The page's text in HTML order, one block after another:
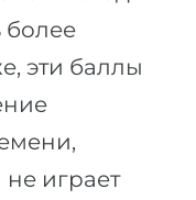
более
эти баллы
не играет